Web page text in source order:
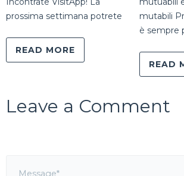
prossima settimana potrete
READ MORE
mutabili
è sempre
READ
Leave a Comment